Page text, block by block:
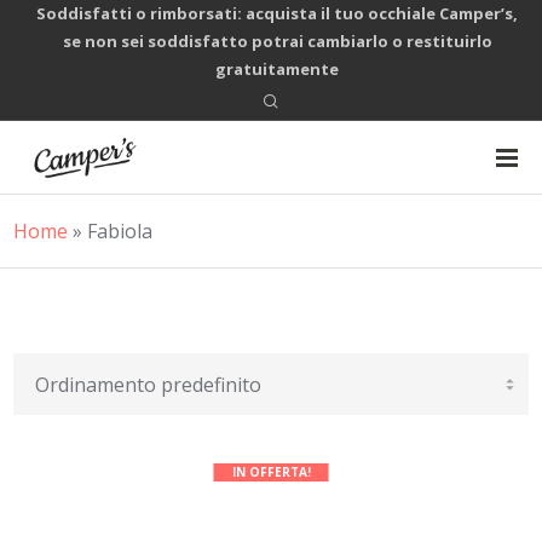
Soddisfatti o rimborsati: acquista il tuo occhiale Camper’s,
se non sei soddisfatto potrai cambiarlo o restituirlo
gratuitamente
Home » Fabiola
IN OFFERTA!